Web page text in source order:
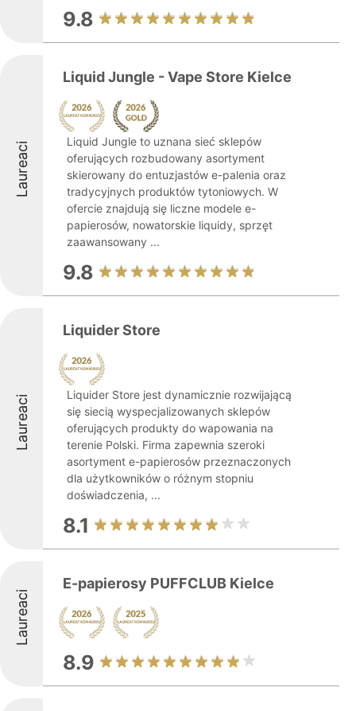
9.8
Laureaci
Liquid Jungle - Vape Store Kielce
Liquid Jungle to uznana sieć sklepów
oferujących rozbudowany asortyment
skierowany do entuzjastów e-palenia oraz
tradycyjnych produktów tytoniowych. W
ofercie znajdują się liczne modele e-
papierosów, nowatorskie liquidy, sprzęt
zaawansowany ...
9.8
Laureaci
Liquider Store
Liquider Store jest dynamicznie rozwijającą
się siecią wyspecjalizowanych sklepów
oferujących produkty do wapowania na
terenie Polski. Firma zapewnia szeroki
asortyment e-papierosów przeznaczonych
dla użytkowników o różnym stopniu
doświadczenia, ...
8.1
Laureaci
E-papierosy PUFFCLUB Kielce
8.9